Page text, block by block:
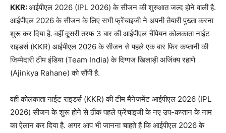
KKR:आईपीएल 2026 (IPL 2026) के सीजन की शुरुआत जल्द होने वाली है.
आईपीएल 2026 के सीजन के लिए सभी फ्रेंचाइजी ने अपनी तैयारी पुख्ता करना
शुरू कर दिया है. वहीं दूसरी तरफ 3 बार की आईपीएल चैंपियन कोलकाता नाईट
राइडर्स (KKR) आईपीएल 2026 के सीजन से पहले एक बार फिर कप्तानी की
जिम्मेदारी टीम इंडिया (Team India) के दिग्गज खिलाड़ी अजिंक्य रहाणे
(Ajinkya Rahane) को सौंपी है.
वहीं कोलकाता नाईट राइडर्स (KKR) की टीम मैनेजमेंट आईपीएल 2026 (IPL
2026) सीजन के शुरू होने से ठीक पहले फ्रेंचाइजी के नए उप-कप्तान के नाम
का ऐलान कर दिया है. अगर आप भी जानना चाहते है कि आईपीएल 2026 के